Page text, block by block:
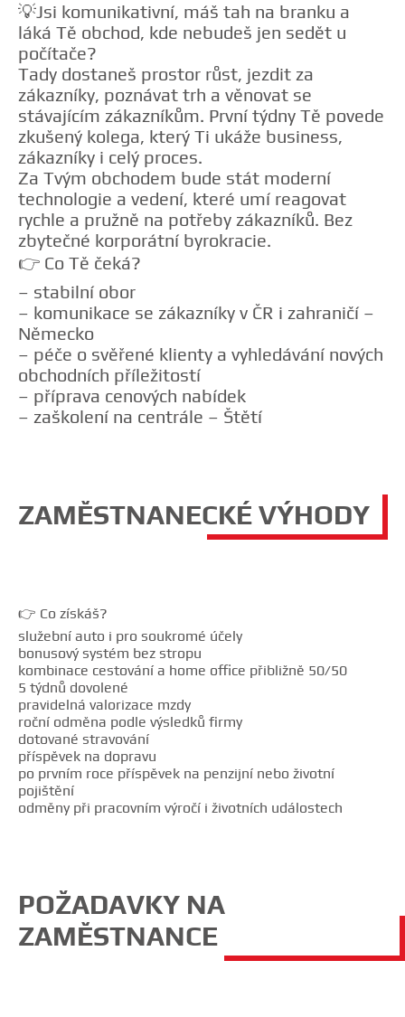
💡Jsi komunikativní, máš tah na branku a
láká Tě obchod, kde nebudeš jen sedět u
počítače?
Tady dostaneš prostor růst, jezdit za
zákazníky, poznávat trh a věnovat se
stávajícím zákazníkům. První týdny Tě povede
zkušený kolega, který Ti ukáže business,
zákazníky i celý proces.
Za Tvým obchodem bude stát moderní
technologie a vedení, které umí reagovat
rychle a pružně na potřeby zákazníků. Bez
zbytečné korporátní byrokracie.
👉 Co Tě čeká?
– stabilní obor
– komunikace se zákazníky v ČR i zahraničí –
Německo
– péče o svěřené klienty a vyhledávání nových
obchodních příležitostí
– příprava cenových nabídek
– zaškolení na centrále – Štětí
ZAMĚSTNANECKÉ VÝHODY
👉 Co získáš?
služební auto i pro soukromé účely
bonusový systém bez stropu
kombinace cestování a home office přibližně 50/50
5 týdnů dovolené
pravidelná valorizace mzdy
roční odměna podle výsledků firmy
dotované stravování
příspěvek na dopravu
po prvním roce příspěvek na penzijní nebo životní
pojištění
odměny při pracovním výročí i životních událostech
POŽADAVKY NA
ZAMĚSTNANCE